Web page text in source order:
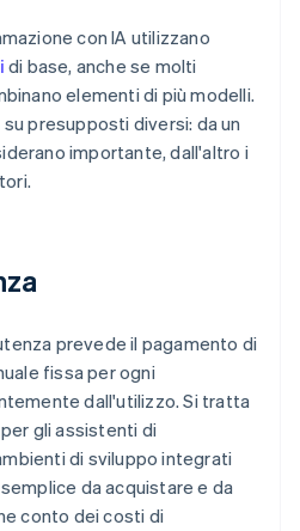
con IA utilizzano
di base, anche se molti
elementi di più modelli.
presupposti diversi: da un
importante, dall'altro i
prevede il pagamento di
fissa per ogni
dall'utilizzo. Si tratta
gli assistenti di
di sviluppo integrati
da acquistare e da
conto dei costi di